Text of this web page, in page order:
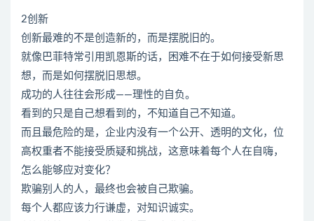
2创新
创新最难的不是创造新的，而是摆脱旧的。
就像巴菲特常引用凯恩斯的话，困难不在于如何接受新思
想，而是如何摆脱旧思想。
成功的人往往会形成——理性的自负。
看到的只是自己想看到的，不知道自己不知道。
而且最危险的是，企业内没有一个公开、透明的文化，位
高权重者不能接受质疑和挑战，这意味着每个人在自嗨，
怎么能够应对变化？
欺骗别人的人，最终也会被自己欺骗。
每个人都应该力行谦虚，对知识诚实。